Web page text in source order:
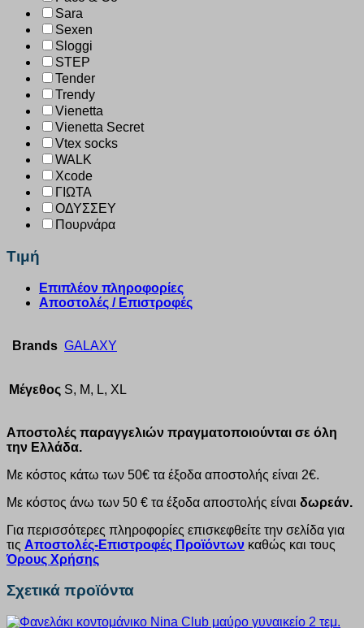
Sara
Sexen
Sloggi
STEP
Tender
Trendy
Vienetta
Vienetta Secret
Vtex socks
WALK
Xcode
ΓΙΩΤΑ
ΟΔΥΣΣΕΥ
Πουρνάρα
Τιμή
Επιπλέον πληροφορίες
Αποστολές / Επιστροφές
Brands GALAXY
Μέγεθος S, M, L, XL
Αποστολές παραγγελιών πραγματοποιούνται σε όλη
την Ελλάδα.
Με κόστος κάτω των 50€ τα έξοδα αποστολής είναι 2€.
Με κόστος άνω των 50 € τα έξοδα αποστολής είναι δωρεάν.
Για περισσότερες πληροφορίες επισκεφθείτε την σελίδα για
τις Αποστολές-Επιστροφές Προϊόντων καθώς και τους
Όρους Χρήσης
Σχετικά προϊόντα